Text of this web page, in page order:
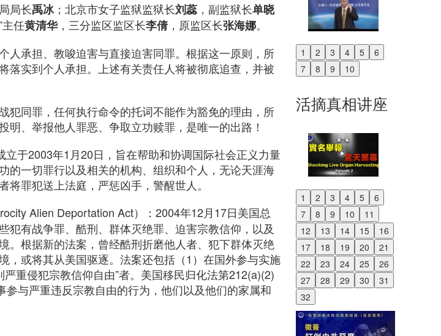
局长禹冰；北京市女子监狱监狱长刘蕊 ，副监狱长单晓
主任黄清华，三分监区监区长李倩，原监区长张海娜。
人承担、教唆迫害与直接迫害同罪。根据这一原则，所
落实到个人承担。上述有关责任人将被彻底追查，并被
犯同罪，任何执行命令的托词不能作为豁免的理由，所
、举报他人罪恶、争取立功赎罪，是唯一的出路！
立于2003年1月20日，旨在帮助和协调国际社会正义力量
的一切罪行以及相关的机构、组织和个人，无论天涯海
罪犯送上法庭，严惩凶手，警醒世人。
Alien Deportation Act）：2004年12月17日美国总
犯有战争罪、酷刑、群体灭绝罪、迫害宗教信仰，以及
。根据新的法案，曾经酷刑折磨他人者、犯下群体灭绝
，或将其从美国驱逐。法案还包括（1）在国外参与实施
重侵犯宗教信仰自由”者。美国移民归化法第212(a)(2)
与严重违反宗教自由的行为，他们以及他们的家属和
1 2 3 4 5
6
7
8 9 10
Previous
Next
活摘真相讲座
1 2 3 4 5
6
7
8 9 10
11
12
13 14 15
16
17
18 19 20
21
22
23 24 25
26
27
28 29 30
31
32
Previous
Next